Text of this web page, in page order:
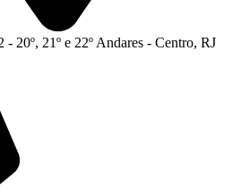
- 20º, 21º e 22º Andares - Centro, RJ